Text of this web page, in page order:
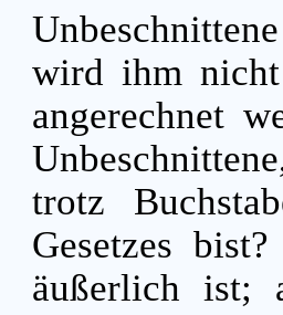
wird ihm nicht
angerechnet
trotz
Gesetzes bist?
äußerlich ist;